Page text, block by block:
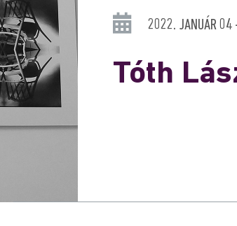
2022. JANUÁR 04
Tóth